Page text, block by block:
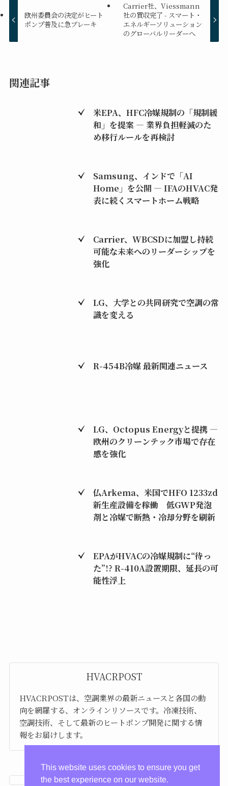
欧州委員会の決定がヒート
ポンプ普及に急ブレーキ
Carrier社、Viessmann
社の買収完了 - スマート・
エネルギーソリューション
のグローバルリーダーへ
関連記事
米EPA、HFC冷媒規制の「規制緩
和」を提案 ― 業界負担軽減のた
め移行ルールを再検討
Samsung、インドで「AI
Home」を公開 ― IFAのHVAC発
表に続くスマートホーム戦略
Carrier、WBCSDに加盟し持続
可能な未来へのリーダーシップを
強化
LG、大学との共同研究で空調の常
識を変える
R-454B冷媒 最新関連ニュース
LG、Octopus Energyと提携 ―
欧州のクリーンテック市場で存在
感を強化
仏Arkema、米国でHFO 1233zd
新生産設備を稼働 低GWP発泡
剤と冷媒で断熱・冷却分野を刷新
EPAがHVACの冷媒規制に“待っ
た”!? R-410A設置期限、延長の可
能性浮上
HVACRPOST
HVACRPOSTは、空調業界の最新ニュースと各国の動
向を網羅する、オンラインリソースです。冷凍技術、
空調技術、そして最新のヒートポンプ開発に関する情
報をお届けします。
This website uses cookies to ensure you get
the best experience on our website.